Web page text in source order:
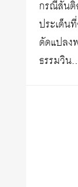
กรณีสันติ
ประเด็น
ดัดแปลง
ธรรมวิน